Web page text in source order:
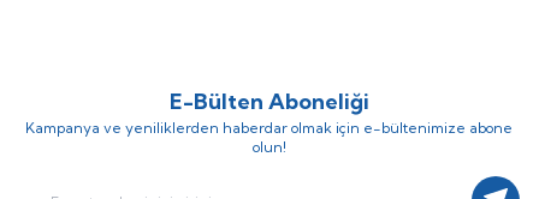
E-Bülten Aboneliği
Kampanya ve yeniliklerden haberdar olmak için e-bültenimize abone
olun!